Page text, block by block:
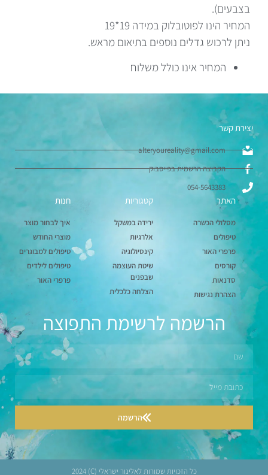
בצבעים).
המחיר הינו לפוטובלוק במידה 19*19
ניתן לרכוש גדלים נוספים בתיאום מראש.
המחיר אינו כולל משלוח
יצירת קשר
alteryoureality@gmail.com
הקבוצה הרשמית בפייסבוק
054-5643383
האתר
מסלולי הכשרה
טיפולים
פרפרי האור
קורסים
סדנאות
הצהרת נגישות
קטגוריות
ירידה במשקל
אלרגיות
קינסיולוגיה
שיטת העוצמה
שבפנים
הצלחה כלכלית
חנות
איך לבחור מוצר
מוצרי החודש
טיפולים למבוגרים
טיפולים לילדים
פרפרי האור
הרשמה לרשימת התפוצה
הרשמה
כל הזכויות שמורות לאלינור ישראלי (C) 2024